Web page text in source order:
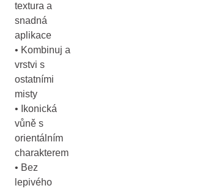
textura a
snadná
aplikace
• Kombinuj a
vrstvi s
ostatními
misty
• Ikonická
vůně s
orientálním
charakterem
• Bez
lepivého